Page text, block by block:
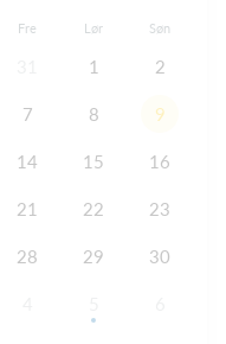
Fre Lør Søn
1 2
7 8 9
14 15 16
21 22 23
28 29 30